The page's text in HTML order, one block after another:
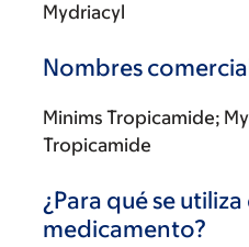
Mydriacyl
Nombres
Minims Tropicamide;
Tropicamide
¿Para qué se utiliza
medicamento?